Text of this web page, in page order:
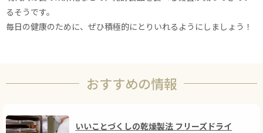
るそうです。
毎日の健康のために、ぜひ積極的にとりいれるようにしましょう！
おすすめの情報
いいことづくしの乾燥製法 フリーズドライ